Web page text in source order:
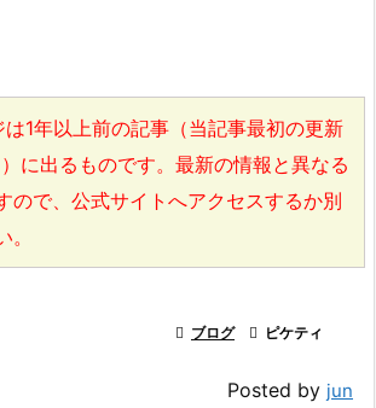
1年以上前の記事（当記事最初の更新
に出るものです。最新の情報と異なる
ので、公式サイトへアクセスするか別
 ブログ  ピケティ
Posted by jun